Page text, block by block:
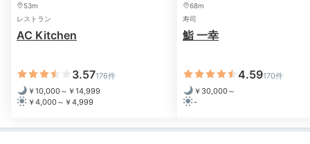
バスルームでのんびり
53m
レストラン
AC Kitchen
3.57176件
￥10,000～￥14,999
￥4,000～￥4,999
68m
寿司
鮨 一幸
4.59170件
￥30,000～
-